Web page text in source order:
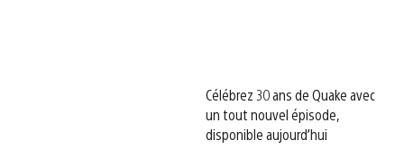
Célébrez 30 ans de Quake avec
un tout nouvel épisode,
disponible aujourd’hui